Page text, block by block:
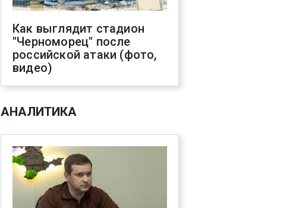
Как выглядит стадион
"Черноморец" после
российской атаки (фото,
видео)
АНАЛИТИКА